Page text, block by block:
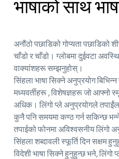
भाषाको साथ
अनौंठो पछाडिको गोप्यता पछाडिको
चाँडो र चाँडो। ग्लोबमा दुईवटा
वाक्यांशहरू सम्झनुहोस्।
सिंहला भाषा सिक्ने अनुप्रयोग
मध्यवर्तीहरू , विशेषज्ञहरू जो आफ्नो
अधिक। लिंगो प्ले अनुप्रयोगले
कुनै पनि समयमा कण्ठ गर्न सकिन्छ
तपाईको फोनमा अविश्वसनीय लिंगो
सिंहला शब्दावली स्फूर्ति दिन सक्षम
विदेशी भाषा सिक्ने हुनुहुन्छ भने, लिंगो